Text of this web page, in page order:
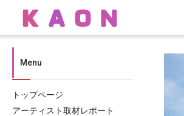
Menu
トップページ
アーティスト取材レポート